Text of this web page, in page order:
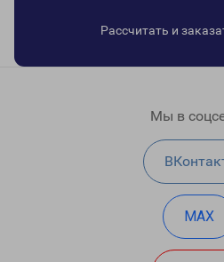
Рассчитать и
Мы в
MAX